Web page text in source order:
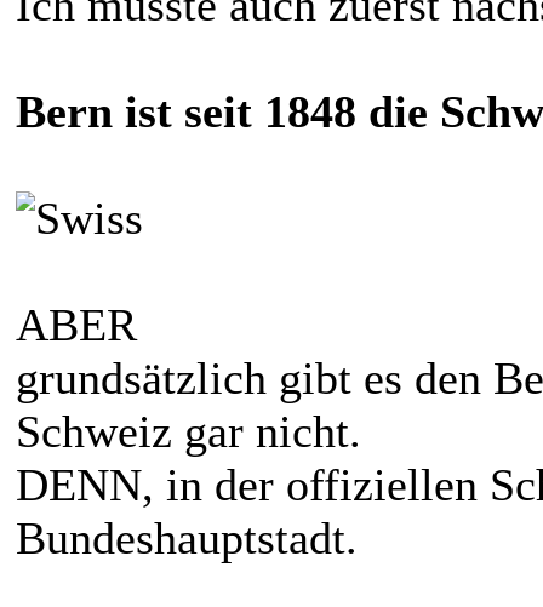
Bern ist seit 1848 die
ABER
grundsätzlich gibt es den
Schweiz gar nicht.
DENN, in der offiziellen
Bundeshauptstadt.